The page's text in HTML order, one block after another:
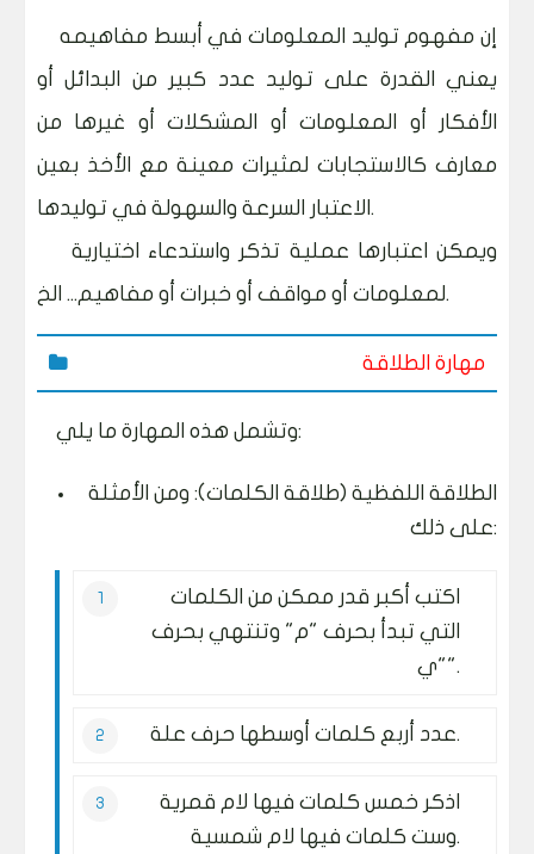
إن مفهوم توليد المعلومات في أبسط مفاهيمه
يعني القدرة على توليد عدد كبير من البدائل أو
الأفكار أو المعلومات أو المشكلات أو غيرها من
معارف كالاستجابات لمثيرات معينة مع الأخذ بعين
الاعتبار السرعة والسهولة في توليدها.
ويمكن اعتبارها عملية تذكر واستدعاء اختيارية
لمعلومات أو مواقف أو خبرات أو مفاهيم... الخ.
مهارة الطلاقة
وتشمل هذه المهارة ما يلي:
الطلاقة اللفظية (طلاقة الكلمات): ومن الأمثلة
على ذلك:
اكتب أكبر قدر ممكن من الكلمات
التي تبدأ بحرف "م" وتنتهي بحرف
"ي".
عدد أربع كلمات أوسطها حرف علة.
اذكر خمس كلمات فيها لام قمرية
وست كلمات فيها لام شمسية.